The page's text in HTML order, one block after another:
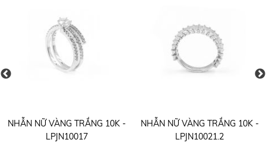
NHẪN NỮ VÀNG TRẮNG 10K -
LPJN10017
NHẪN NỮ VÀNG TRẮNG 10K -
LPJN10021.2